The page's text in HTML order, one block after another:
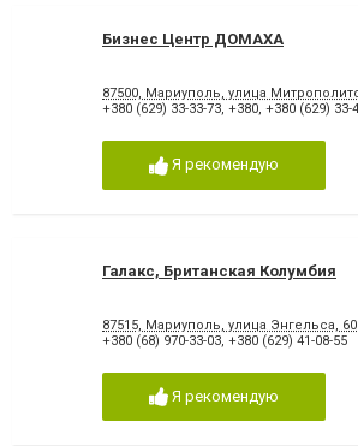
Бизнес Центр ДОМАХА
87500, Мариуполь, улица
+380 (629) 33-33-73, +380, +380 (629) 33-
Я рекомендую
Галакс, Британская Колумбия
87515, Мариуполь, улица Энгельса, 60
+380 (68) 970-33-03, +380 (629) 41-08-55
Я рекомендую